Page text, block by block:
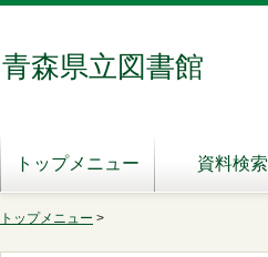
青森県立図書館
トップメニュー 資料検索
トップメニュー >